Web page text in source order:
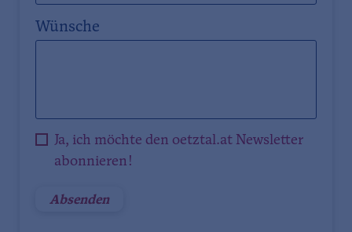
Wünsche
Ja, ich möchte den oetztal.at Newsletter
abonnieren!